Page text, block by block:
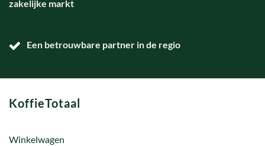
zakelijke markt
Een betrouwbare partner in de regio
KoffieTotaal
Winkelwagen